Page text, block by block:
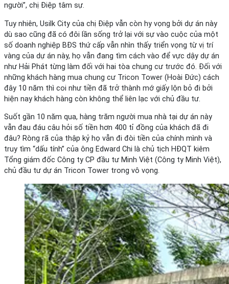
người”, chị Điệp tâm sự.
Tuy nhiên, Usilk City của chị Điệp vẫn còn hy vọng bởi dự án này
dù sao cũng đã có đôi lần sống trở lại với sự vào cuộc của một
số doanh nghiệp BĐS thứ cấp vẫn nhìn thấy triển vọng từ vị trí
vàng của dự án này, họ vẫn đang tìm cách vào để vực dậy dự án
như Hải Phát từng làm đối với hai tòa chung cư trước đó. Đối với
những khách hàng mua chung cư Tricon Tower (Hoài Đức) cách
đây 10 năm thì coi như tiền đã trở thành mớ giấy lộn bỏ đi bởi
hiện nay khách hàng còn không thể liên lạc với chủ đầu tư.
Suốt gần 10 năm qua, hàng trăm người mua nhà tại dự án này
vẫn đau đáu câu hỏi số tiền hơn 400 tỉ đồng của khách đã đi
đâu? Ròng rã của thập kỷ họ vẫn đi đòi tiền của chính mình và
truy tìm “dấu tính” của ông Edward Chi là chủ tịch HĐQT kiêm
Tổng giám đốc Công ty CP đầu tư Minh Việt (Công ty Minh Việt),
chủ đầu tư dự án Tricon Tower trong vô vọng.